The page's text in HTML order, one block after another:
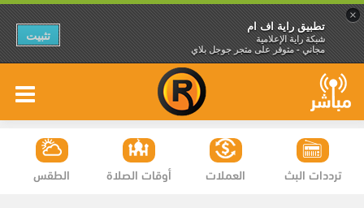
×
تطبيق راية اف ام
شبكة راية الإعلامية
مجاني - متوفر على متجر جوجل بلاي
تثبيت
الطقس أوقات الصلاة العملات ترددات البث